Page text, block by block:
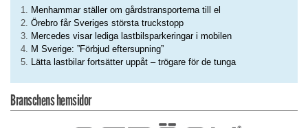
Menhammar ställer om gårdstransporterna till el
Örebro får Sveriges största truckstopp
Mercedes visar lediga lastbilsparkeringar i mobilen
M Sverige: ”Förbjud eftersupning”
Lätta lastbilar fortsätter uppåt – trögare för de tunga
Branschens hemsidor